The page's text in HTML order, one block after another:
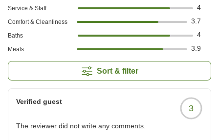
Service & Staff 4
Comfort & Cleanliness 3.7
Baths 4
Meals 3.9
Sort & filter
Verified guest
3
The reviewer did not write any comments.